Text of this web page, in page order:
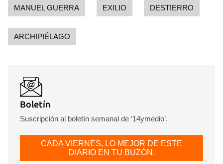
MANUEL GUERRA EXILIO DESTIERRO
ARCHIPIÉLAGO
Boletín
Suscripción al boletín semanal de ‘14ymedio’.
CADA VIERNES, LO MEJOR DE ESTE
DIARIO EN TU BUZÓN.